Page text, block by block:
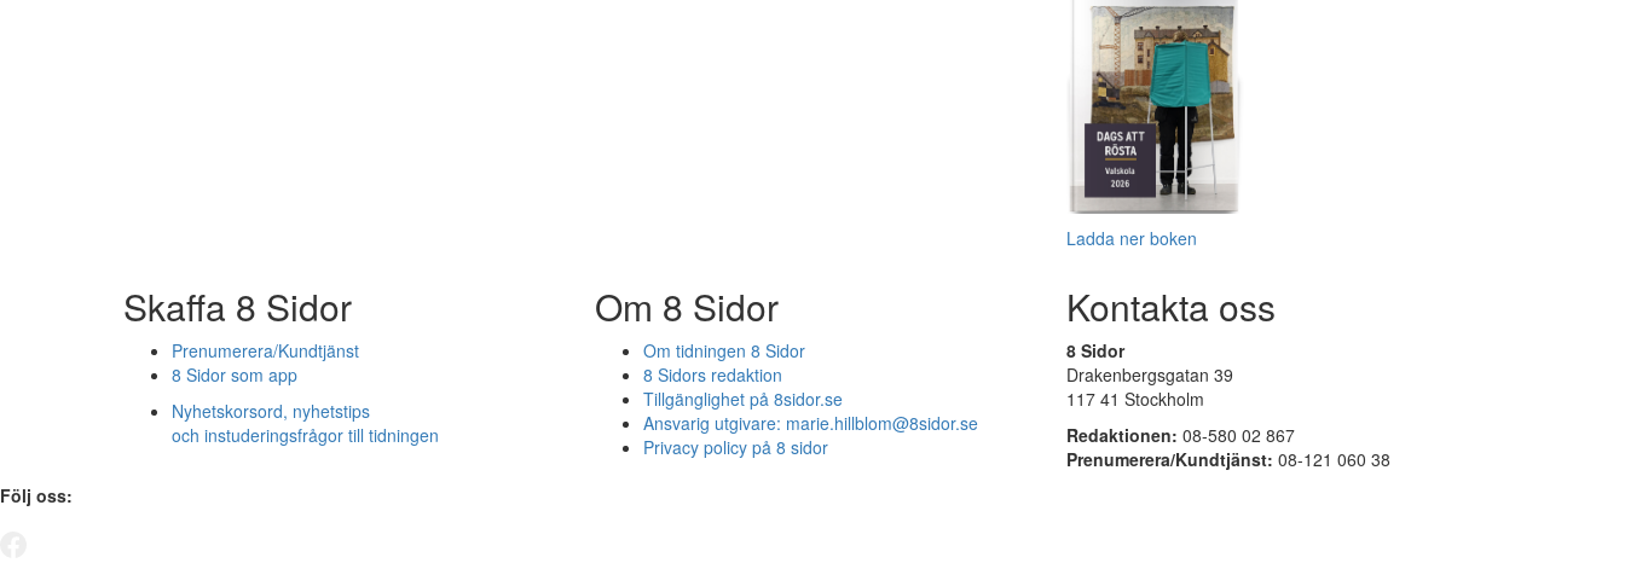
Ladda ner boken
Skaffa 8 Sidor
Prenumerera/Kundtjänst
8 Sidor som app
Nyhetskorsord, nyhetstips
och instuderingsfrågor till tidningen
Om 8 Sidor
Om tidningen 8 Sidor
8 Sidors redaktion
Tillgänglighet på 8sidor.se
Ansvarig utgivare: marie.hillblom@8sidor.se
Privacy policy på 8 sidor
Kontakta oss
8 Sidor
Drakenbergsgatan 39
117 41 Stockholm
Redaktionen: 08-580 02 867
Prenumerera/Kundtjänst: 08-121 060 38
Följ oss: